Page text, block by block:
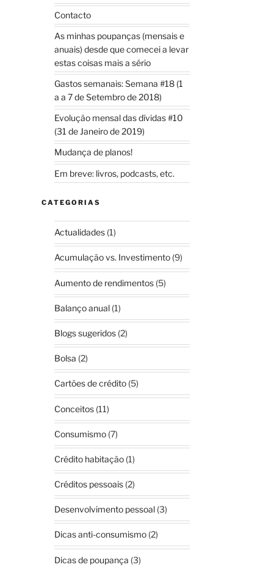
Contacto
As minhas poupanças (mensais e
anuais) desde que comecei a levar
estas coisas mais a sério
Gastos semanais: Semana #18 (1
a a 7 de Setembro de 2018)
Evolução mensal das dívidas #10
(31 de Janeiro de 2019)
Mudança de planos!
Em breve: livros, podcasts, etc.
CATEGORIAS
Actualidades (1)
Acumulação vs. Investimento (9)
Aumento de rendimentos (5)
Balanço anual (1)
Blogs sugeridos (2)
Bolsa (2)
Cartões de crédito (5)
Conceitos (11)
Consumismo (7)
Crédito habitação (1)
Créditos pessoais (2)
Desenvolvimento pessoal (3)
Dicas anti-consumismo (2)
Dicas de poupança (3)